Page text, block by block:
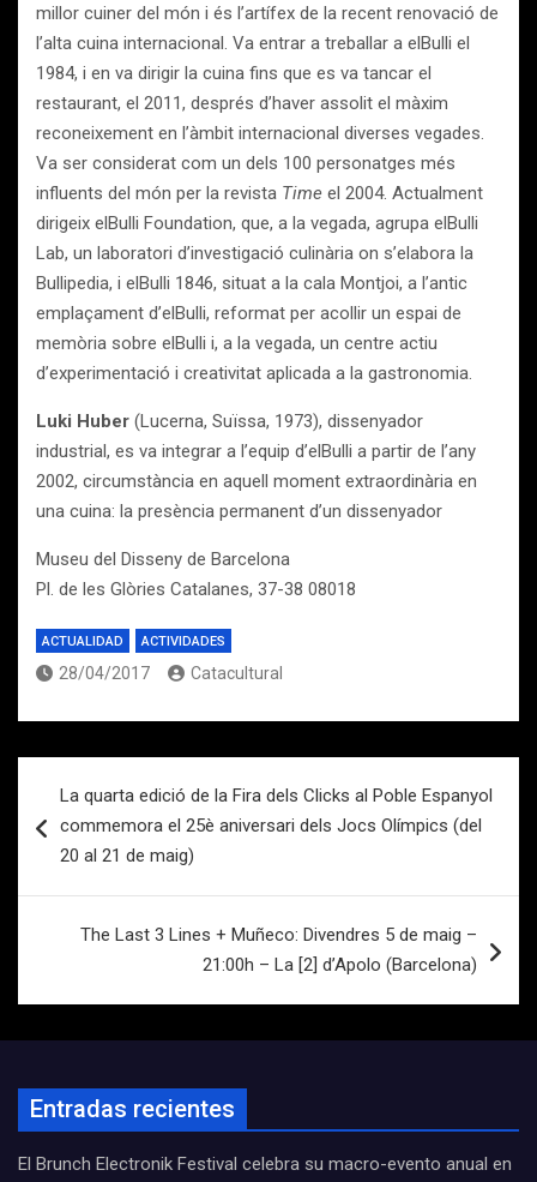
millor cuiner del món i és l’artífex de la recent renovació de
l’alta cuina internacional. Va entrar a treballar a elBulli el
1984, i en va dirigir la cuina fins que es va tancar el
restaurant, el 2011, després d’haver assolit el màxim
reconeixement en l’àmbit internacional diverses vegades.
Va ser considerat com un dels 100 personatges més
influents del món per la revista Time el 2004. Actualment
dirigeix elBulli Foundation, que, a la vegada, agrupa elBulli
Lab, un laboratori d’investigació culinària on s’elabora la
Bullipedia, i elBulli 1846, situat a la cala Montjoi, a l’antic
emplaçament d’elBulli, reformat per acollir un espai de
memòria sobre elBulli i, a la vegada, un centre actiu
d’experimentació i creativitat aplicada a la gastronomia.
Luki Huber (Lucerna, Suïssa, 1973), dissenyador
industrial, es va integrar a l’equip d’elBulli a partir de l’any
2002, circumstància en aquell moment extraordinària en
una cuina: la presència permanent d’un dissenyador
Museu del Disseny de Barcelona
Pl. de les Glòries Catalanes, 37-38 08018
ACTUALIDAD ACTIVIDADES
28/04/2017 Catacultural
de
entradas
La quarta edició de la Fira dels Clicks al Poble Espanyol
commemora el 25è aniversari dels Jocs Olímpics (del
20 al 21 de maig)
The Last 3 Lines + Muñeco: Divendres 5 de maig –
21:00h – La [2] d’Apolo (Barcelona)
Entradas recientes
El Brunch Electronik Festival celebra su macro-evento anual en